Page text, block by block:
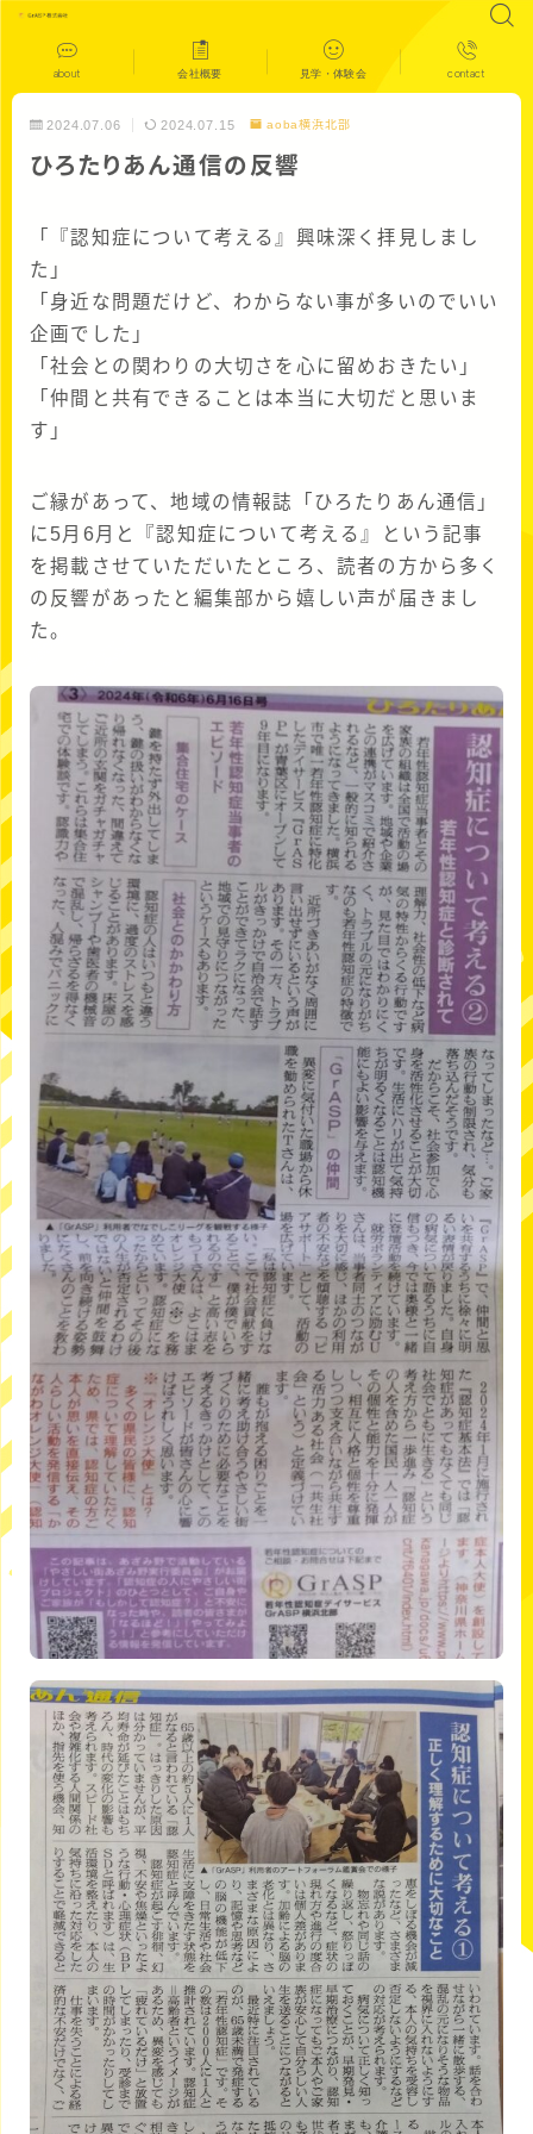
about 会社概要 見学・体験会 contact
2024.07.06 2024.07.15 aoba横浜北部
ひろたりあん通信の反響
「『認知症について考える』興味深く拝見しまし
た」
「身近な問題だけど、わからない事が多いのでいい
企画でした」
「社会との関わりの大切さを心に留めおきたい」
「仲間と共有できることは本当に大切だと思いま
す」
ご縁があって、地域の情報誌「ひろたりあん通信」
に5月6月と『認知症について考える』という記事
を掲載させていただいたところ、読者の方から多く
の反響があったと編集部から嬉しい声が届きまし
た。